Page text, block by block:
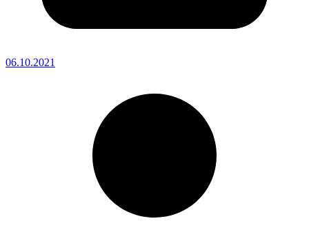
06.10.2021